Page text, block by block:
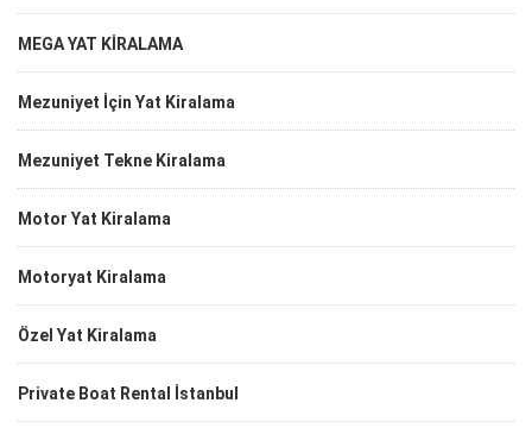
MEGA YAT KİRALAMA
Mezuniyet İçin Yat Kiralama
Mezuniyet Tekne Kiralama
Motor Yat Kiralama
Motoryat Kiralama
Özel Yat Kiralama
Private Boat Rental İstanbul